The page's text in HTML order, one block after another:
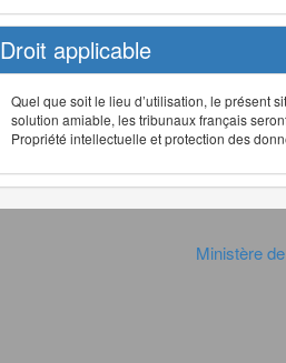
Droit applicable
Quel que soit le lieu d’utilisation, le présent
solution amiable, les tribunaux français
Propriété intellectuelle et protection des
Ministère